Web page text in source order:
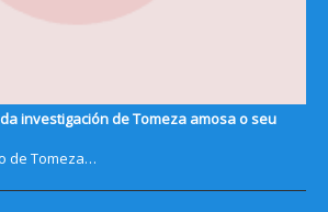
investigación de Tomeza amosa o seu
de Tomeza…